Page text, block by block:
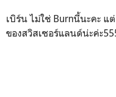
เบิร์น ไม่ใช่ Burnนี้นะคะ แ
ของสวิสเซอร์แลนด์น่ะค่ะ